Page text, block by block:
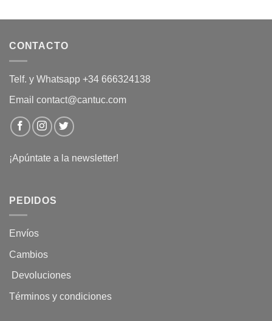
CONTACTO
Telf. y Whatsapp +34 666324138
Email contact@cantuc.com
¡Apúntate a la newsletter!
PEDIDOS
Envíos
Cambios
Devoluciones
Términos y condiciones